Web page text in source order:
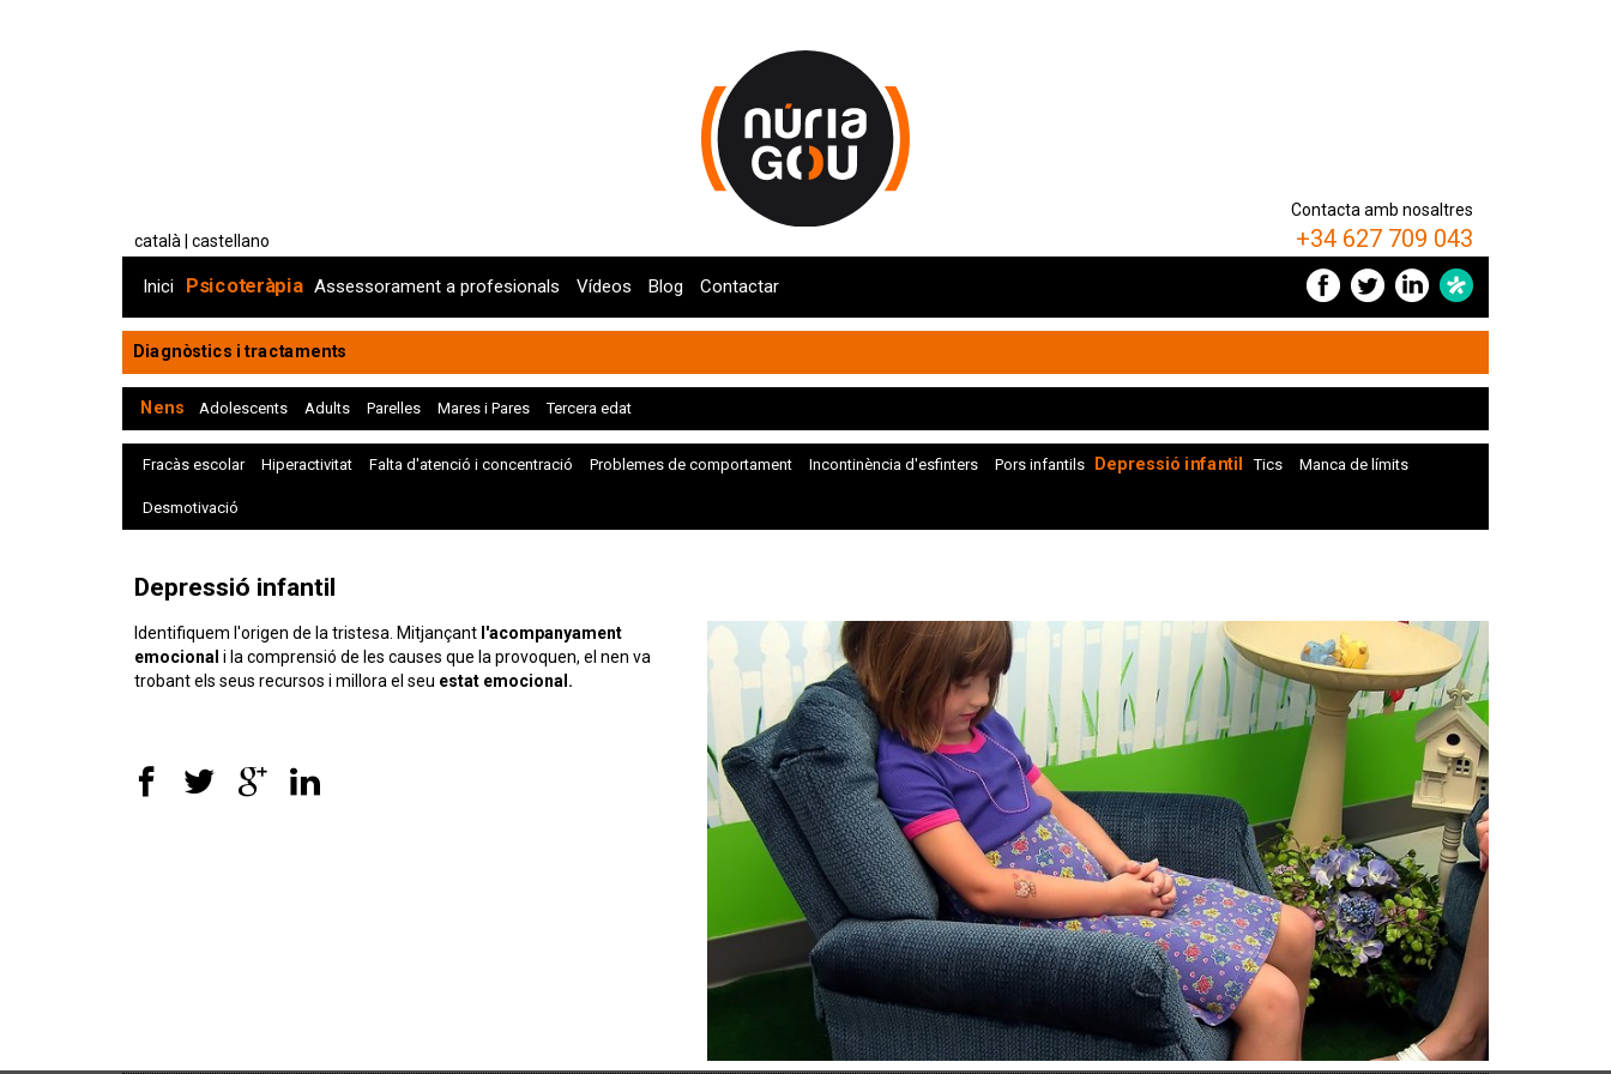
català castellano
Contacta amb nosaltres
+34 627 709 043
Inici Psicoteràpia Assessorament a profesionals Vídeos Blog Contactar
Diagnòstics i tractaments
Nens Adolescents Adults Parelles Mares i Pares Tercera edat
Fracàs escolar Hiperactivitat Falta d'atenció i concentració Problemes de comportament Incontinència d'esfinters Pors infantils Depressió infantil Tics Manca de límits
Desmotivació
Depressió infantil
Identifiquem l'origen de la tristesa. Mitjançant l'acompanyament
emocional i la comprensió de les causes que la provoquen, el nen va
trobant els seus recursos i millora el seu estat emocional.